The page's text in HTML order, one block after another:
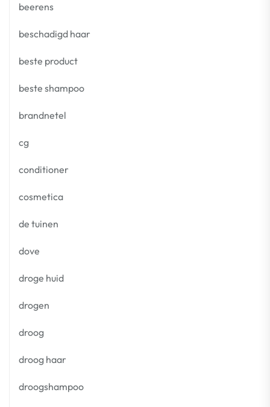
beerens
beschadigd haar
beste product
beste shampoo
brandnetel
cg
conditioner
cosmetica
de tuinen
dove
droge huid
drogen
droog
droog haar
droogshampoo